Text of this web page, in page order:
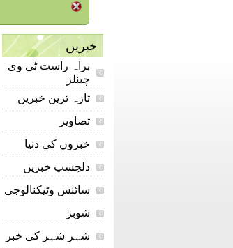
خبریں
براہ راست ٹی وی
چینلز
تازہ ترین خبریں
تصاویر
خبروں کی دنیا
دلچسپ خبریں
سائنس وٹیکنالوجی
شوبز
شہر شہر کی خبر